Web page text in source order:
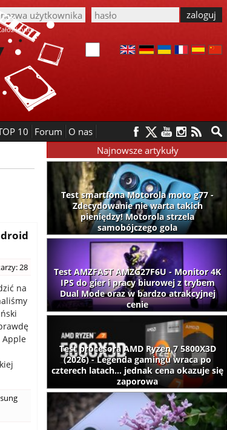
konto
10 Forum O nas
28
na
Apple
Najnowsze artykuły
Test smartfona Motorola moto g77 -
Zdecydowanie nie warta takich
pieniędzy! Motorola strzela
samobójczego gola
Test AMZFAST AMZG27F6U - Monitor 4K
IPS do gier i pracy biurowej z trybem
Dual Mode oraz w bardzo atrakcyjnej
cenie
Test procesora AMD Ryzen 7 5800X3D
(2026) - Legenda gamingu wraca po
czterech latach... jednak cena okazuje się
zaporowa